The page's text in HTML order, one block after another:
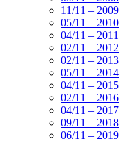
11/11 – 2009
05/11 – 2010
04/11 – 2011
02/11 – 2012
02/11 – 2013
05/11 – 2014
04/11 – 2015
02/11 – 2016
04/11 – 2017
09/11 – 2018
06/11 – 2019